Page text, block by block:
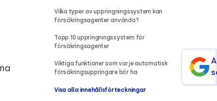
Vilka typer av uppringningssystem kan
försäkringsagenter använda?
Topp 10 uppringningssystem för
försäkringsagenter
Viktiga funktioner som varje automatisk
försäkringsuppringare bör ha
Visa alla innehållsförteckningar